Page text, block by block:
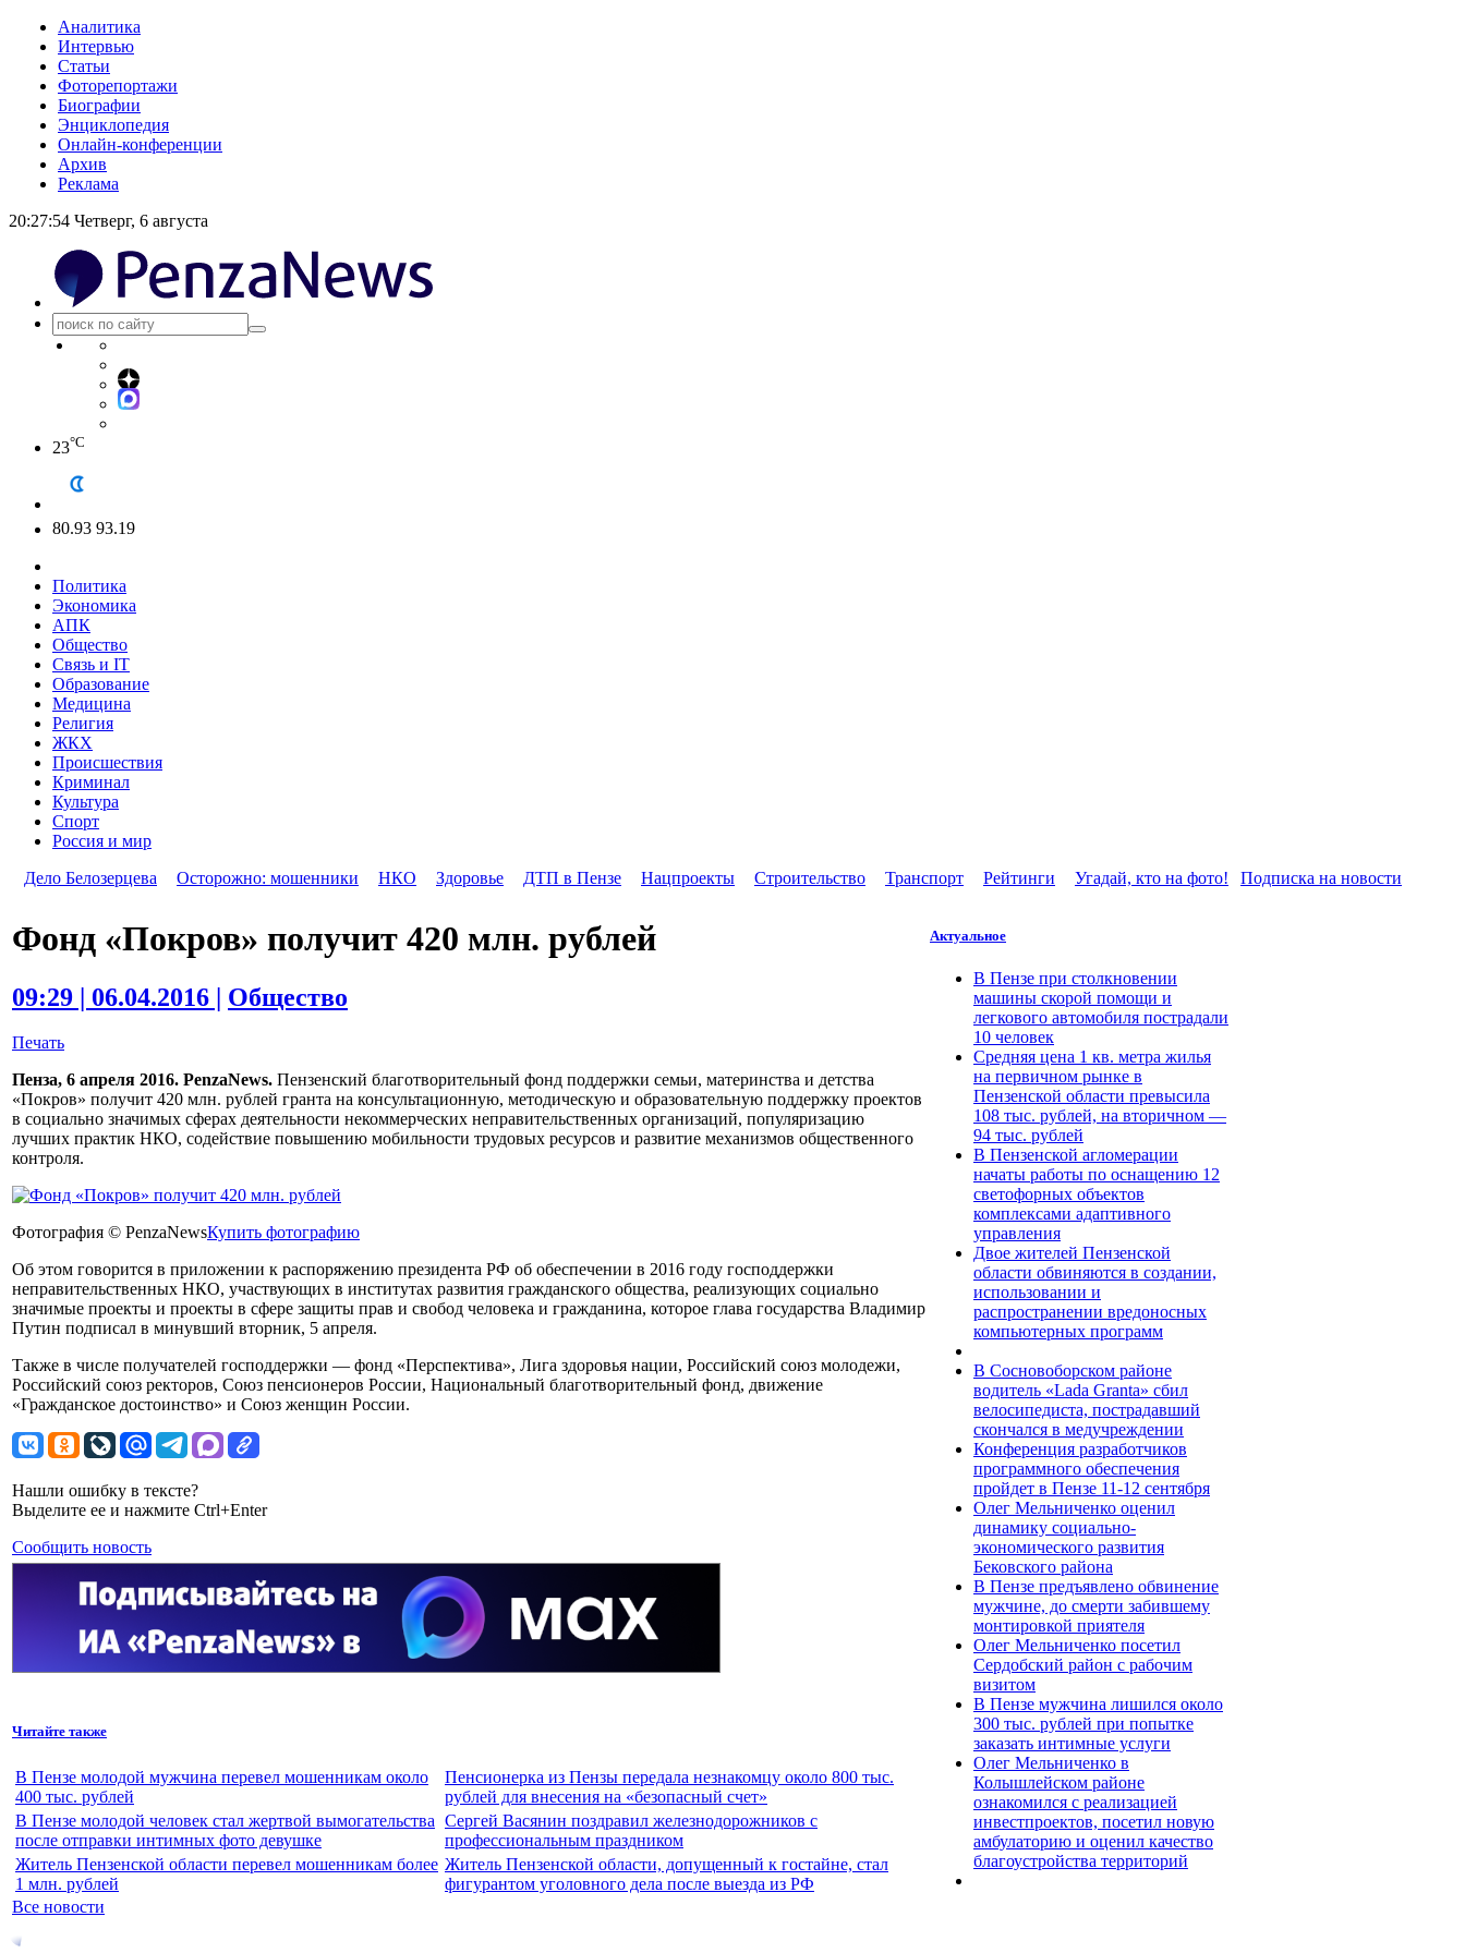
Аналитика
Интервью
Статьи
Фоторепортажи
Биографии
Энциклопедия
Онлайн-конференции
Архив
Реклама
20:27:54 Четверг, 6 августа
23°C
80.93 93.19
Политика
Экономика
АПК
Общество
Связь и IT
Образование
Медицина
Религия
ЖКХ
Происшествия
Криминал
Культура
Спорт
Россия и мир
Дело Белозерцева
Осторожно: мошенники НКО Здоровье ДТП в Пензе Нацпроекты Строительство Транспорт Рейтинги Угадай, кто на фото! Подписка на новости
Фонд «Покров» получит 420 млн. рублей
09:29 | 06.04.2016 | Общество
Печать
Пенза, 6 апреля 2016. PenzaNews. Пензенский благотворительный фонд поддержки семьи, материнства и детства
«Покров» получит 420 млн. рублей гранта на консультационную, методическую и образовательную поддержку проектов
в социально значимых сферах деятельности некоммерческих неправительственных организаций, популяризацию
лучших практик НКО, содействие повышению мобильности трудовых ресурсов и развитие механизмов общественного
контроля.
Фотография © PenzaNewsКупить фотографию
Об этом говорится в приложении к распоряжению президента РФ об обеспечении в 2016 году господдержки
неправительственных НКО, участвующих в институтах развития гражданского общества, реализующих социально
значимые проекты и проекты в сфере защиты прав и свобод человека и гражданина, которое глава государства Владимир
Путин подписал в минувший вторник, 5 апреля.
Также в числе получателей господдержки — фонд «Перспектива», Лига здоровья нации, Российский союз молодежи,
Российский союз ректоров, Союз пенсионеров России, Национальный благотворительный фонд, движение
«Гражданское достоинство» и Союз женщин России.
Нашли ошибку в тексте?
Выделите ее и нажмите Ctrl+Enter
Сообщить новость
Читайте также
В Пензе молодой мужчина перевел мошенникам около
400 тыс. рублей
Пенсионерка из Пензы передала незнакомцу около 800 тыс.
рублей для внесения на «безопасный счет»
В Пензе молодой человек стал жертвой вымогательства
после отправки интимных фото девушке
Сергей Васянин поздравил железнодорожников с
профессиональным праздником
Житель Пензенской области перевел мошенникам более
1 млн. рублей
Житель Пензенской области, допущенный к гостайне, стал
фигурантом уголовного дела после выезда из РФ
Все новости
Актуальное
В Пензе при столкновении
машины скорой помощи и
легкового автомобиля пострадали
10 человек
Средняя цена 1 кв. метра жилья
на первичном рынке в
Пензенской области превысила
108 тыс. рублей, на вторичном —
94 тыс. рублей
В Пензенской агломерации
начаты работы по оснащению 12
светофорных объектов
комплексами адаптивного
управления
Двое жителей Пензенской
области обвиняются в создании,
использовании и
распространении вредоносных
компьютерных программ
В Сосновоборском районе
водитель «Lada Granta» сбил
велосипедиста, пострадавший
скончался в медучреждении
Конференция разработчиков
программного обеспечения
пройдет в Пензе 11-12 сентября
Олег Мельниченко оценил
динамику социально-
экономического развития
Бековского района
В Пензе предъявлено обвинение
мужчине, до смерти забившему
монтировкой приятеля
Олег Мельниченко посетил
Сердобский район с рабочим
визитом
В Пензе мужчина лишился около
300 тыс. рублей при попытке
заказать интимные услуги
Олег Мельниченко в
Колышлейском районе
ознакомился с реализацией
инвестпроектов, посетил новую
амбулаторию и оценил качество
благоустройства территорий